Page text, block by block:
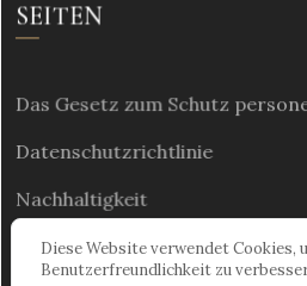
Diese Website verwendet Cookies,
Benutzerfreundlichkeit zu
SEITEN
Das Gesetz zum Schutz
Datenschutzrichtlinie
Nachhaltigkeit